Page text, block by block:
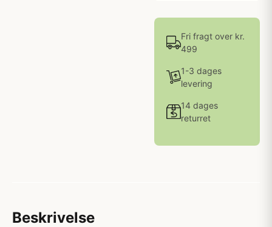
Fri fragt over kr.
499
1-3 dages
levering
14 dages
returret
Beskrivelse